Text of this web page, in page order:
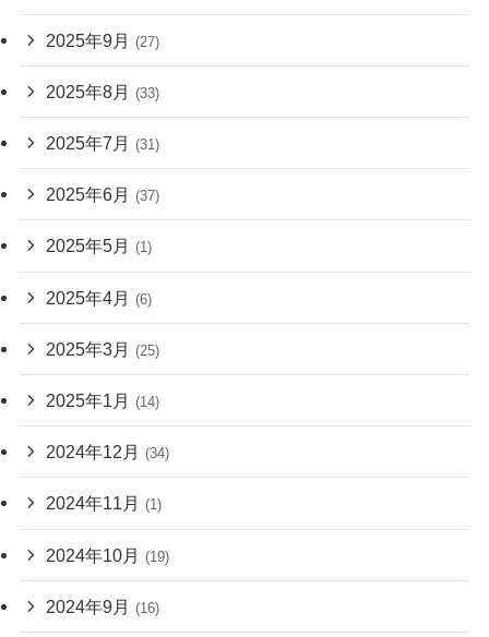
2025年9月 (27)
2025年8月 (33)
2025年7月 (31)
2025年6月 (37)
2025年5月 (1)
2025年4月 (6)
2025年3月 (25)
2025年1月 (14)
2024年12月 (34)
2024年11月 (1)
2024年10月 (19)
2024年9月 (16)